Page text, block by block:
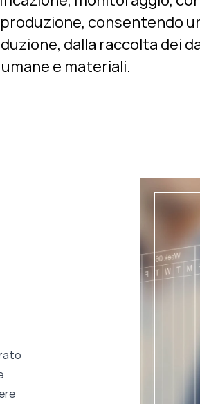
consentendo
dalla raccolta dei
umane e materiali.